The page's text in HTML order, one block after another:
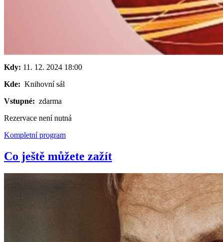
Kdy: 11. 12. 2024 18:00
Kde: Knihovní sál
Vstupné: zdarma
Rezervace není nutná
Kompletní program
Co ještě můžete zažít